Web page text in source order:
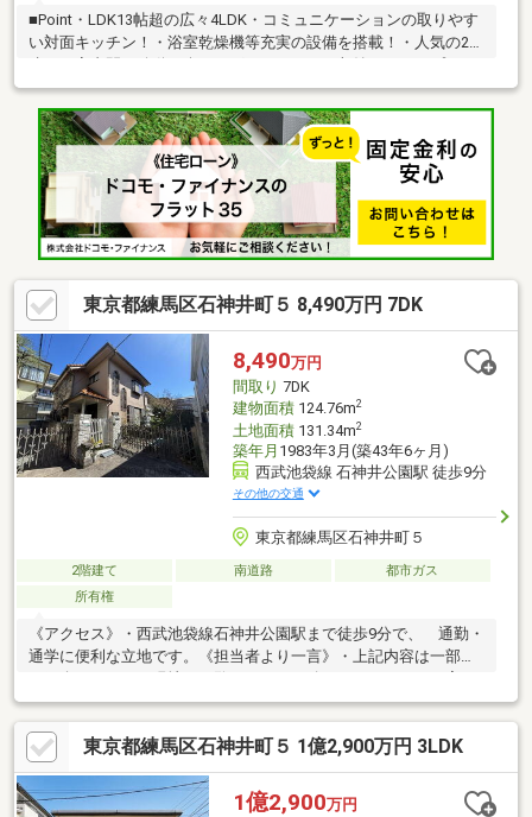
■Point・LDK13帖超の広々4LDK・コミュニケーションの取りやす
い対面キッチン！・浴室乾燥機等充実の設備を搭載！・人気の2階
です！■Access西武池袋線「練馬高野台」駅…徒歩8分「富士見
台」駅…徒歩15分■Reformリビング壁一部貼替、ハウスクリーニ
ングコンビニ・スーパー、小・中学校、保育園、公園が徒歩10分
圏内に揃っており、日常生活や子育てにも最適な環境です！現
地、周辺環境の確認等含めご見学は随時承っております。お気軽
にお問合せください！
東京都練馬区石神井町５ 8,490万円 7DK
8,490万円
間取り 7DK
建物面積124.76m2
土地面積131.34m2
築年月 1983年3月(築43年6ヶ月)
西武池袋線 石神井公園駅 徒歩9分
その他の交通
東京都練馬区石神井町５
2階建て 南道路
都市ガス
所有権
《アクセス》・西武池袋線石神井公園駅まで徒歩9分で、 通勤・
通学に便利な立地です。《担当者より一言》・上記内容は一部の
内・資料請求など随時承っておりますので、お気軽にお問い合わ
せください。ご連絡心よりお待ちしております。建物契約不適合
免責
東京都練馬区石神井町５ 1億2,900万円 3LDK
1億2,900万円